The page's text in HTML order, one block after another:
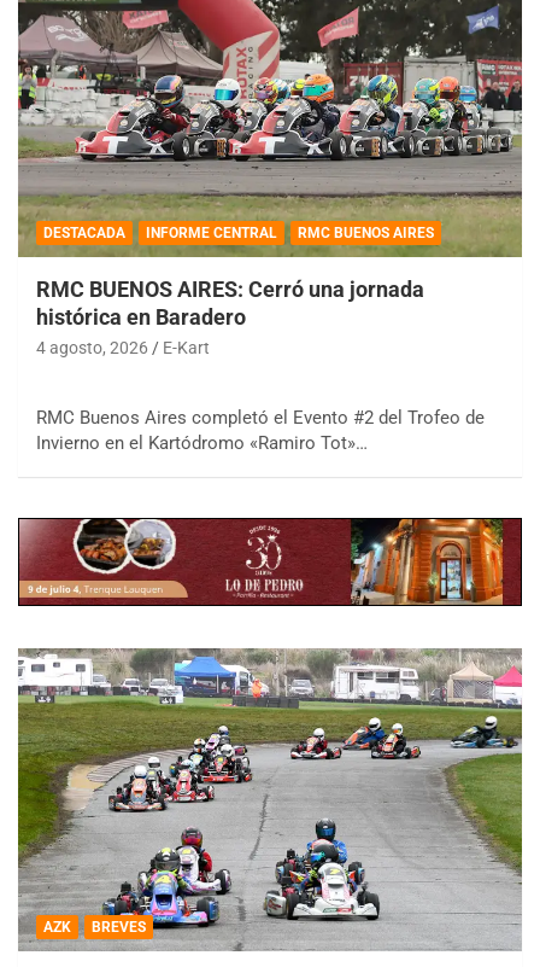
DESTACADA INFORME CENTRAL RMC BUENOS AIRES
RMC BUENOS AIRES: Cerró una jornada
histórica en Baradero
4 agosto, 2026 E-Kart
RMC Buenos Aires completó el Evento #2 del Trofeo de
Invierno en el Kartódromo «Ramiro Tot»…
AZK BREVES